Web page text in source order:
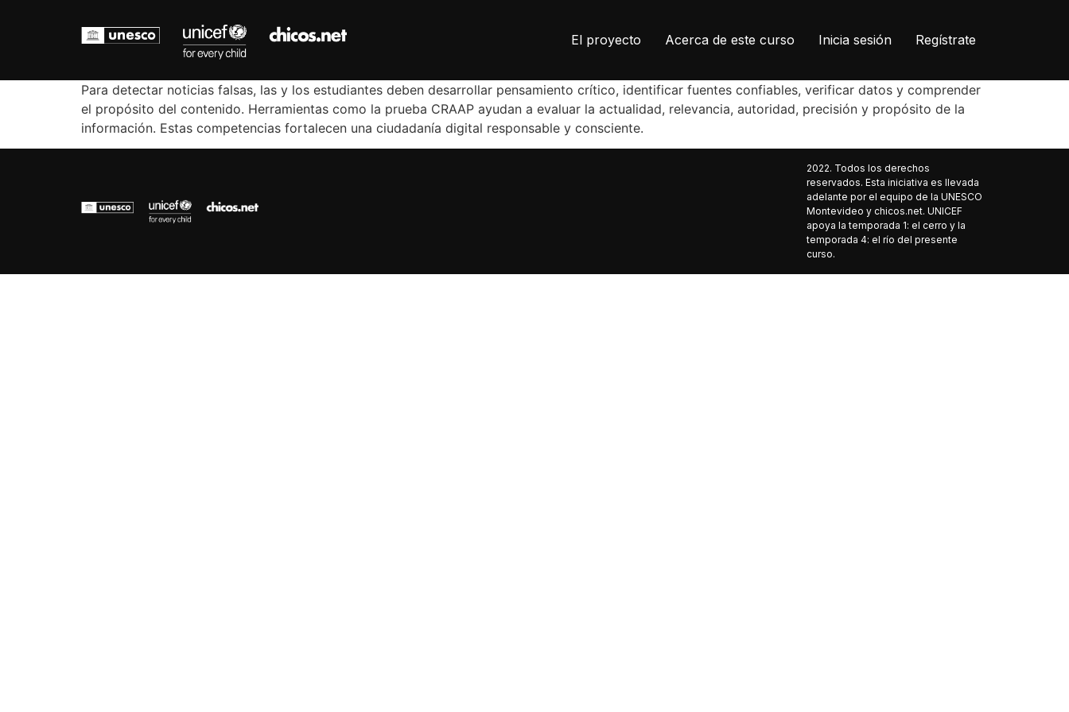
El proyecto Acerca de este curso Inicia sesión Regístrate
Para detectar noticias falsas, las y los estudiantes deben desarrollar pensamiento crítico, identificar fuentes confiables, verificar datos y comprender
el propósito del contenido. Herramientas como la prueba CRAAP ayudan a evaluar la actualidad, relevancia, autoridad, precisión y propósito de la
información. Estas competencias fortalecen una ciudadanía digital responsable y consciente.
2022. Todos los derechos
reservados. Esta iniciativa es llevada
adelante por el equipo de la UNESCO
Montevideo y chicos.net. UNICEF
apoya la temporada 1: el cerro y la
temporada 4: el río del presente
curso.